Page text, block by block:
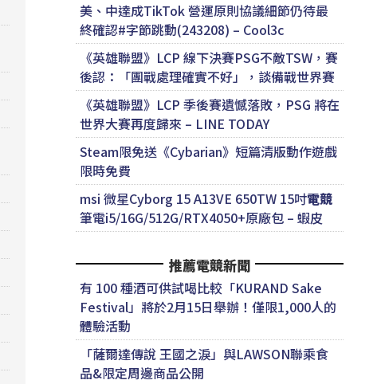
美、中達成TikTok 營運原則協議細節仍待最
終確認#字節跳動(243208) – Cool3c
《英雄聯盟》LCP 線下決賽PSG不敵TSW，賽
後認：「團戰處理確實不好」，談備戰世界賽
《英雄聯盟》LCP 季後賽遺憾落敗，PSG 將在
世界大賽再度歸來 – LINE TODAY
Steam限免送《Cybarian》短篇清版動作遊戲
限時免費
msi 微星Cyborg 15 A13VE 650TW 15吋電競
筆電i5/16G/512G/RTX4050+原廠包 – 蝦皮
推薦電競新聞
有 100 種酒可供試喝比較「KURAND Sake
Festival」將於2月15日舉辦！僅限1,000人的
體驗活動
「薩爾達傳說 王國之淚」與LAWSON聯乘食
品&限定周邊商品公開